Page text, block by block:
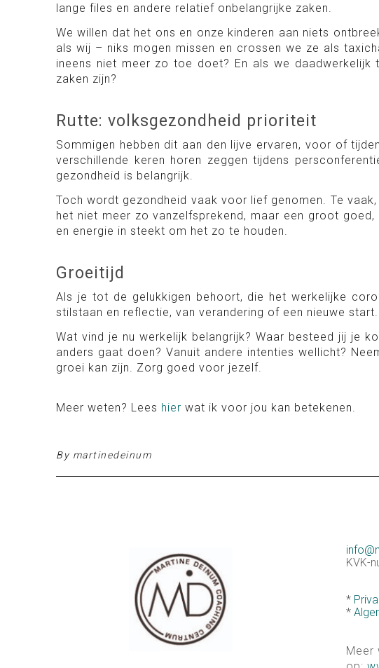
lange files en andere relatief onbelangrijke zaken.
We willen dat het ons en onze kinderen aan niets
als wij – niks mogen missen en crossen we ze als
ineens niet meer zo toe doet? En als we
zaken zijn?
Rutte: volksgezondheid prioriteit
Sommigen hebben dit aan den lijve ervaren, voor of
verschillende keren horen zeggen tijdens
gezondheid is belangrijk.
Toch wordt gezondheid vaak voor lief genomen. Te
het niet meer zo vanzelfsprekend, maar een groot
en energie in steekt om het zo te houden.
Groeitijd
Als je tot de gelukkigen behoort, die het werkelijke
stilstaan en reflectie, van verandering of een nieuwe start.
Wat vind je nu werkelijk belangrijk? Waar besteed jij je
anders gaat doen? Vanuit andere intenties wellicht?
groei kan zijn. Zorg goed voor jezelf.
Meer weten? Lees hier wat ik voor jou kan betekenen.
By martinedeinum
KVK-
*
*
Meer